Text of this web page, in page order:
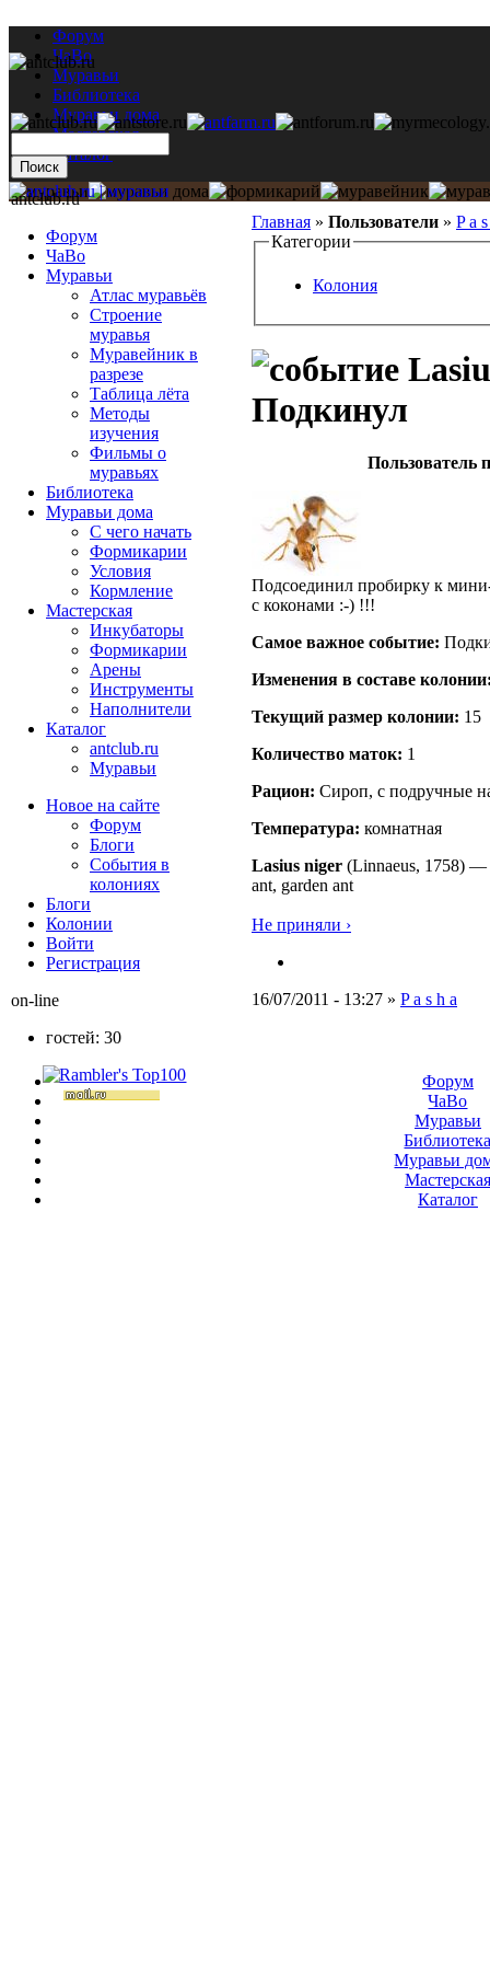
Форум
ЧаВо
Муравьи
Библиотека
Муравьи дома
Мастерская
Каталог
Главная » Пользователи » P a
Категории
Колония
Подкинул
Пользователь
Подсоединил пробирку к
с коконами :-) !!!
Самое важное событие:
Изменения в составе
Текущий размер кoлонии: 15
Количество маток: 1
Рацион: Сироп, с подручные
Температура: комнатная
Lasius niger (Linnaeus, 1758) —
ant, garden ant
Не приняли ›
16/07/2011 - 13:27 » P a s h a
antclub.ru
Форум
ЧаВо
Муравьи
Атлас муравьёв
Строение
муравья
Муравейник в
разрезе
Таблица лёта
Методы
изучения
Фильмы о
муравьях
Библиотека
Муравьи дома
С чего начать
Формикарии
Условия
Кормление
Мастерская
Инкубаторы
Формикарии
Арены
Инструменты
Наполнители
Каталог
antclub.ru
Муравьи
Новое на сайте
Форум
Блоги
События в
колониях
Блоги
Колонии
Войти
Peгиcтpaция
on-line
гостей: 30
Форум
ЧаВо
Муравьи
Муравьи
Мастерская
Каталог